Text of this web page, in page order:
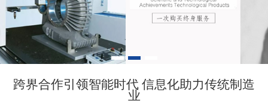
跨界合作引领智能时代 信息化助力传统制造
业